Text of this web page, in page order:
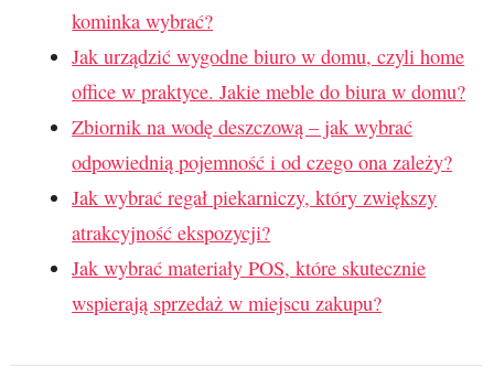
kominka wybrać?
Jak urządzić wygodne biuro w domu, czyli home
office w praktyce. Jakie meble do biura w domu?
Zbiornik na wodę deszczową – jak wybrać
odpowiednią pojemność i od czego ona zależy?
Jak wybrać regał piekarniczy, który zwiększy
atrakcyjność ekspozycji?
Jak wybrać materiały POS, które skutecznie
wspierają sprzedaż w miejscu zakupu?